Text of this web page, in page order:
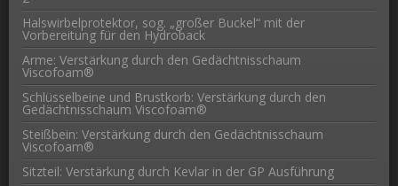
Halswirbelprotektor, sog. „großer Buckel“ mit der
Vorbereitung für den Hydroback
Arme: Verstärkung durch den Gedächtnisschaum
Viscofoam®
Schlüsselbeine und Brustkorb: Verstärkung durch den
Gedächtnisschaum Viscofoam®
Steißbein: Verstärkung durch den Gedächtnisschaum
Viscofoam®
Sitzteil: Verstärkung durch Kevlar in der GP Ausführung